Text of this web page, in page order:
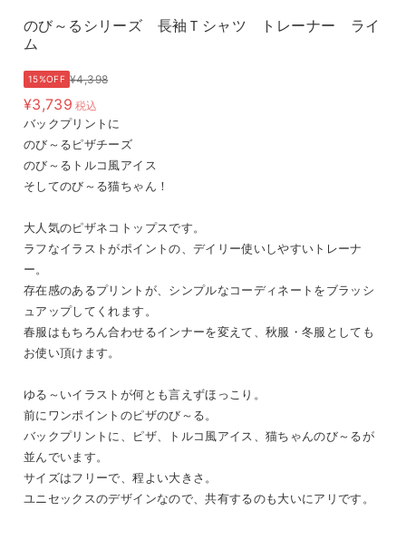
のび～るシリーズ 長袖Ｔシャツ トレーナー ライ
ム
15%OFF ¥4,398
¥3,739 税込
バックプリントに
のび～るピザチーズ
のび～るトルコ風アイス
そしてのび～る猫ちゃん！
大人気のピザネコトップスです。
ラフなイラストがポイントの、デイリー使いしやすいトレーナ
ー。
存在感のあるプリントが、シンプルなコーディネートをブラッシ
ュアップしてくれます。
春服はもちろん合わせるインナーを変えて、秋服・冬服としても
お使い頂けます。
ゆる～いイラストが何とも言えずほっこり。
前にワンポイントのピザのび～る。
バックプリントに、ピザ、トルコ風アイス、猫ちゃんのび～るが
並んでいます。
サイズはフリーで、程よい大きさ。
ユニセックスのデザインなので、共有するのも大いにアリです。